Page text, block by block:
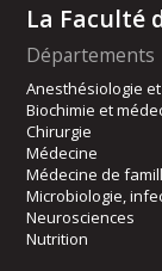
La Faculté
Départements
Anesthésiologie
Biochimie et
Chirurgie
Médecine
Médecine de
Microbiologie,
Neurosciences
Nutrition